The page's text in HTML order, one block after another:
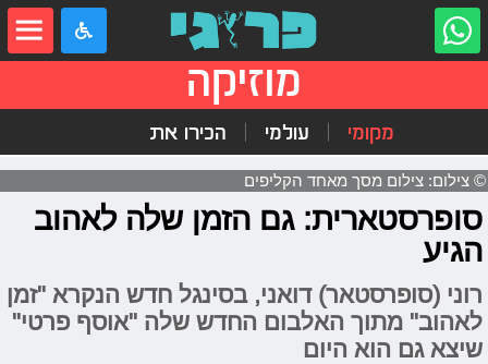
מוזיקה
מקומי עולמי הכירו את
© צילום: צילום מסך מאחד הקליפים
סופרסטארית: גם הזמן שלה לאהוב
הגיע
רוני (סופרסטאר) דואני, בסינגל חדש הנקרא "זמן
לאהוב" מתוך האלבום החדש שלה "אוסף פרטי"
שיצא גם הוא היום